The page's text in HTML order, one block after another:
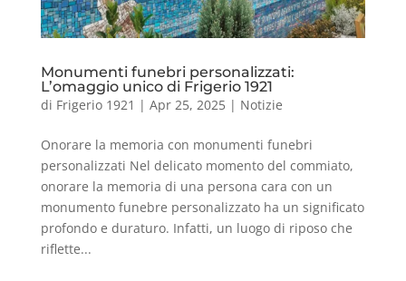
Monumenti funebri personalizzati:
L’omaggio unico di Frigerio 1921
di Frigerio 1921 | Apr 25, 2025| Notizie
Onorare la memoria con monumenti funebri
personalizzati Nel delicato momento del commiato,
onorare la memoria di una persona cara con un
monumento funebre personalizzato ha un significato
profondo e duraturo. Infatti, un luogo di riposo che
riflette...